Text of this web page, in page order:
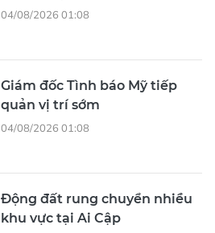
04/08/2026 01:08
Giám đốc Tình báo Mỹ tiếp
quản vị trí sớm
04/08/2026 01:08
Động đất rung chuyển nhiều
khu vực tại Ai Cập